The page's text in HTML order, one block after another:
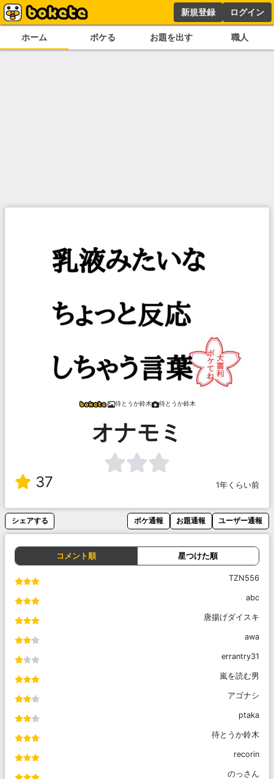
新規登録 ログイン
ホーム ボケる お題を出す 職人
待とうか鈴木 待とうか鈴木
オナモミ
37 1年くらい前
シェアする ボケ通報 お題通報 ユーザー通報
コメント順 星つけた順
TZN556
abc
唐揚げダイスキ
awa
errantry31
嵐を読む男
アゴナシ
ptaka
待とうか鈴木
recorin
のっさん